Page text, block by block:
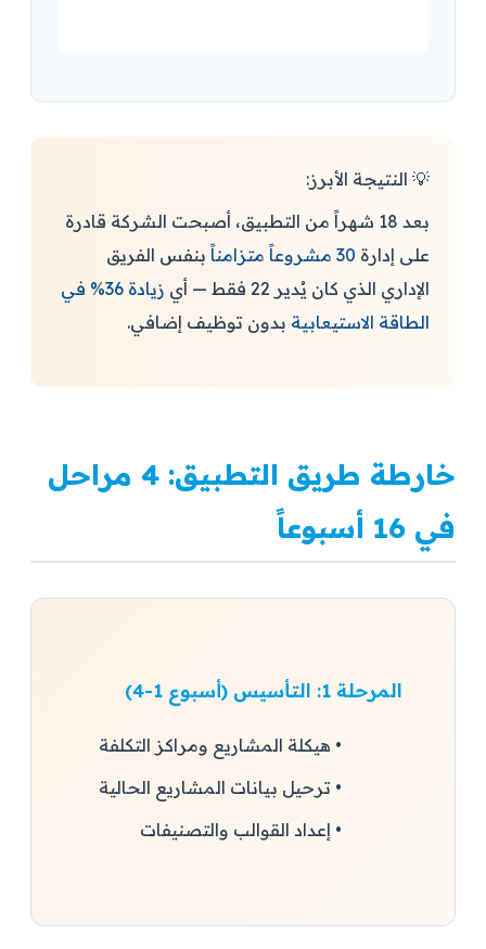
💡 النتيجة الأبرز:
بعد 18 شهراً من التطبيق، أصبحت الشركة قادرة
على إدارة 30 مشروعاً متزامناً
بنفس الفريق
الإداري الذي كان يُدير 22 فقط — أي
زيادة 36% في
الطاقة الاستيعابية بدون توظيف إضافي.
خارطة طريق التطبيق: 4 مراحل
في 16 أسبوعاً
المرحلة 1: التأسيس (أسبوع 1-4)
• هيكلة المشاريع ومراكز التكلفة
• ترحيل بيانات المشاريع الحالية
• إعداد القوالب والتصنيفات